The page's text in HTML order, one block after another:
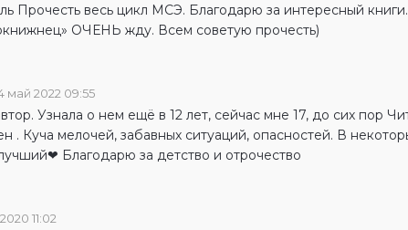
Прочесть весь цикл МСЭ. Благодарю за интересный
ОЧЕНЬ жду. Всем советую прочесть)
май 2022 09:55
Узнала о нем ещё в 12 лет, сейчас мне 17, до сих пор
. Куча мелочей, забавных ситуаций, опасностей. В
Благодарю за детство и отрочество
11:02